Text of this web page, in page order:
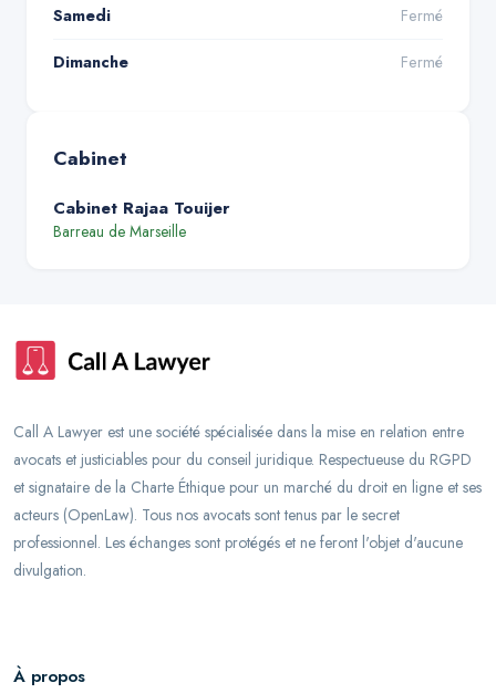
Samedi Fermé
Dimanche Fermé
Cabinet
Cabinet Rajaa Touijer
Barreau de Marseille
Call A Lawyer est une société spécialisée dans la mise en relation entre
avocats et justiciables pour du conseil juridique. Respectueuse du RGPD
et signataire de la Charte Éthique pour un marché du droit en ligne et ses
acteurs (OpenLaw). Tous nos avocats sont tenus par le secret
professionnel. Les échanges sont protégés et ne feront l'objet d'aucune
divulgation.
À propos